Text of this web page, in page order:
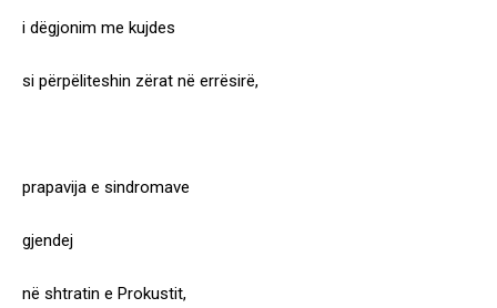
i dëgjonim me kujdes
si përpëliteshin zërat në errësirë,
prapavija e sindromave
gjendej
në shtratin e Prokustit,